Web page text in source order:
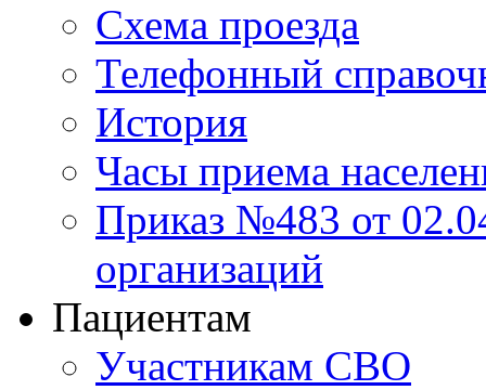
Схема проезда
Телефонный
История
Часы приема
Приказ №483 от
организаций
Пациентам
Участникам СВО